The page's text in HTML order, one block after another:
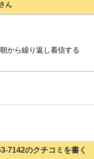
ん
から繰り返し着信する
7142のクチコミを書く